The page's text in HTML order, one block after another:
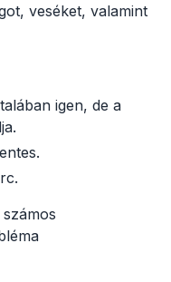
veséket, valamint
igen, de a